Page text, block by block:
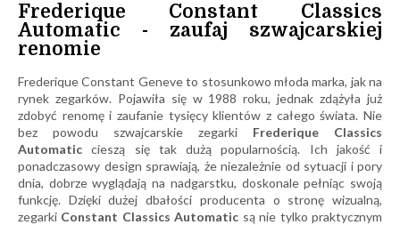
Frederique Constant Classics
Automatic - zaufaj szwajcarskiej
renomie
Frederique Constant Geneve to stosunkowo młoda marka, jak na
rynek zegarków. Pojawiła się w 1988 roku, jednak zdążyła już
zdobyć renomę i zaufanie tysięcy klientów z całego świata. Nie
bez powodu szwajcarskie zegarki Frederique Classics
Automaticcieszą się tak dużą popularnością. Ich jakość i
ponadczasowy design sprawiają, że niezależnie od sytuacji i pory
dnia, dobrze wyglądają na nadgarstku, doskonale pełniąc swoją
funkcję. Dzięki dużej dbałości producenta o stronę wizualną,
zegarki Constant Classics Automatic są nie tylko praktycznym